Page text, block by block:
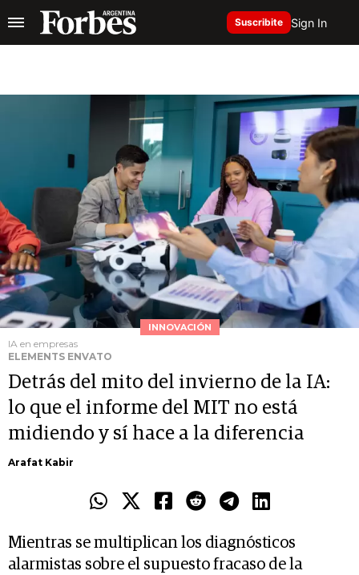
Suscribite Sign In
INNOVACIÓN
IA en empresas
ELEMENTS ENVATO
Detrás del mito del invierno de la IA:
lo que el informe del MIT no está
midiendo y sí hace a la diferencia
Arafat Kabir
Mientras se multiplican los diagnósticos
alarmistas sobre el supuesto fracaso de la